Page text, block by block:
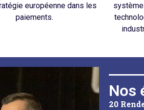
européenne dans les
paiements.
Nos
20